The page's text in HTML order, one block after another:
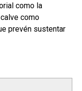
como la
como
prevén sustentar